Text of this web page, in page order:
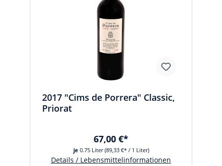
2017 "Cims de Porrera" Classic,
Priorat
je 0.75 Liter(89,33 €* / 1 Liter)
67,00 €*
Details / Lebensmittelinformationen